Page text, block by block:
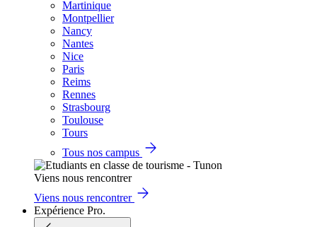
Martinique
Montpellier
Nancy
Nantes
Nice
Paris
Reims
Rennes
Strasbourg
Toulouse
Tours
Tous nos campus
Viens nous rencontrer
Viens nous rencontrer
Expérience Pro.